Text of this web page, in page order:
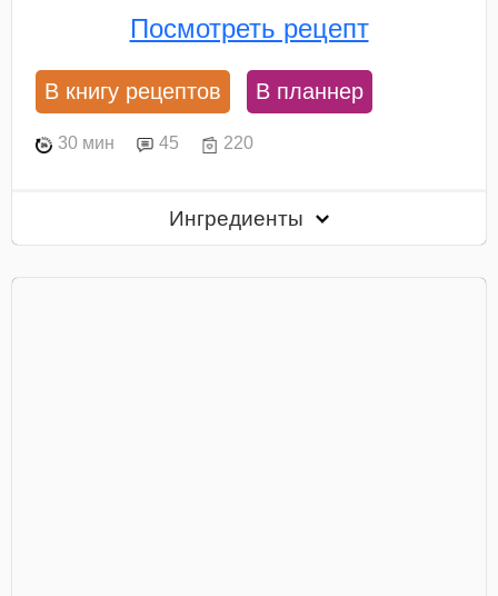
Посмотреть рецепт
В книгу рецептов В планнер
30 мин 45 220
Ингредиенты